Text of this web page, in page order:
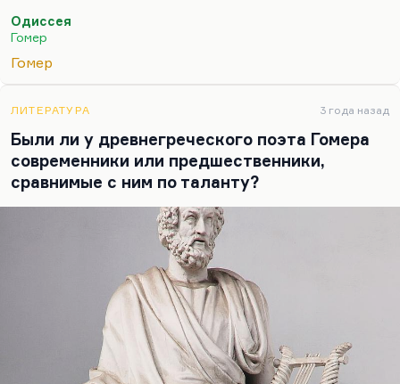
что его там никто не ждет, а потому что его там
преследуют. Но Одиссей, в отличие от Немо, он
не всемогущ. И что-то я не помню случая, чтобы
странствия хитреца, и он, кстати, хитрец
очаровательный, но я не вижу в нем тех
гуманистических посылок, которые есть у Немо.
Одиссей озабочен тем, чтобы вернуть свое.
Одиссея
Гомер
Гомер
ЛИТЕРАТУРА 3 года назад
Были ли у древнегреческого поэта Гомера
современники или предшественники,
сравнимые с ним по таланту?